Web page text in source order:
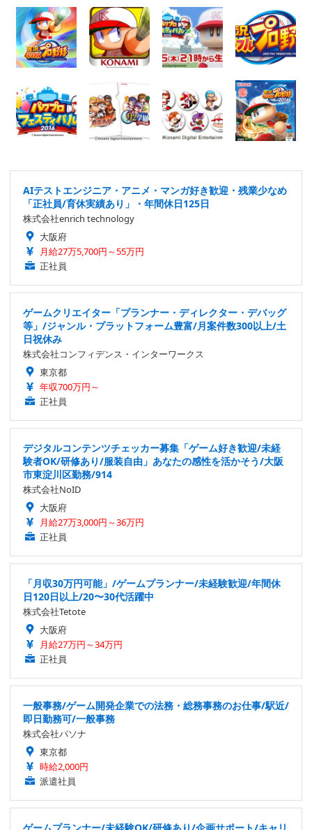
AIテストエンジニア・アニメ・マンガ好き歓迎・残業少なめ
「正社員/育休実績あり」・年間休日125日
株式会社enrich technology
大阪府
月給27万5,700円～55万円
正社員
ゲームクリエイター「プランナー・ディレクター・デバッグ
等」/ジャンル・プラットフォーム豊富/月案件数300以上/土
日祝休み
株式会社コンフィデンス・インターワークス
東京都
年収700万円～
正社員
デジタルコンテンツチェッカー募集「ゲーム好き歓迎/未経
験者OK/研修あり/服装自由」あなたの感性を活かそう/大阪
市東淀川区勤務/914
株式会社NoID
大阪府
月給27万3,000円～36万円
正社員
「月収30万円可能」/ゲームプランナー/未経験歓迎/年間休
日120日以上/20〜30代活躍中
株式会社Tetote
大阪府
月給27万円～34万円
正社員
一般事務/ゲーム開発企業での法務・総務事務のお仕事/駅近/
即日勤務可/一般事務
株式会社パソナ
東京都
時給2,000円
派遣社員